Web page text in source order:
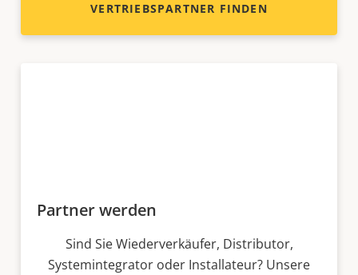
VERTRIEBSPARTNER FINDEN
Partner werden
Sind Sie Wiederverkäufer, Distributor,
Systemintegrator oder Installateur? Unsere